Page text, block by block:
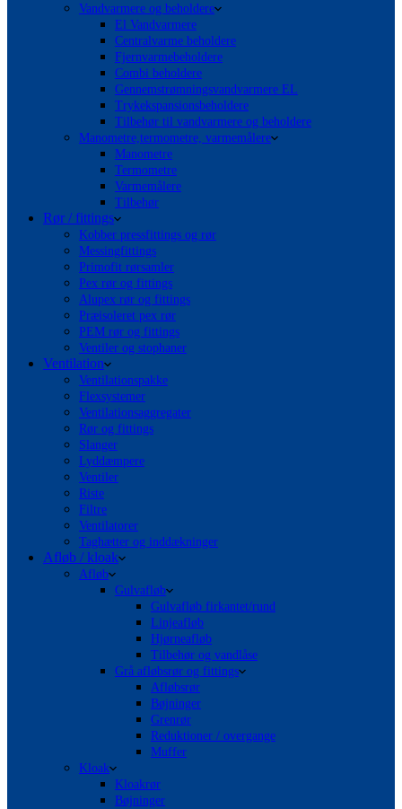
Vandvarmere og beholdere
El Vandvarmere
Centralvarme beholdere
Fjernvarmebeholdere
Combi beholdere
Gennemstrømningsvandvarmere EL
Trykekspansionsbeholdere
Tilbehør til vandvarmere og beholdere
Manometre,termometre, varmemålere
Manometre
Termometre
Varmemålere
Tilbehør
Rør / fittings
Kobber pressfittings og rør
Messingfittings
Primofit rørsamler
Pex rør og fittings
Alupex rør og fittings
Præisoleret pex rør
PEM rør og fittings
Ventiler og stophaner
Ventilation
Ventilationspakke
Flexsystemer
Ventilationsaggregater
Rør og fittings
Slanger
Lyddæmpere
Ventiler
Riste
Filtre
Ventilatorer
Taghætter og inddækninger
Afløb / kloak
Afløb
Gulvafløb
Gulvafløb firkantet/rund
Linjeafløb
Hjørneafløb
Tilbehør og vandlåse
Grå afløbsrør og fittings
Afløbsrør
Bøjninger
Grenrør
Reduktioner / overgange
Muffer
Kloak
Kloakrør
Bøjninger